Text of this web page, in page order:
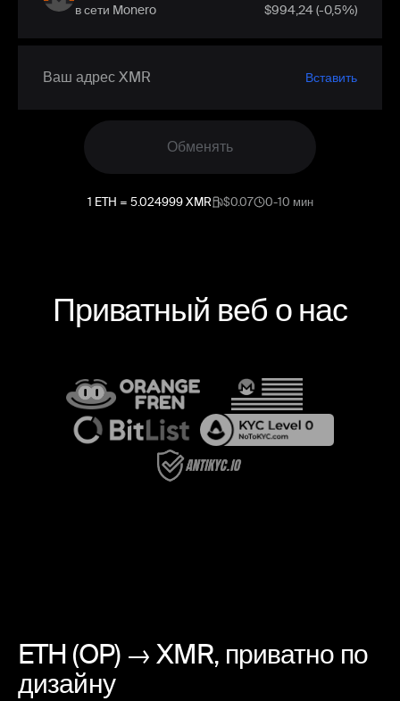
в сети Monero $994,24(-0,5%)
Вставить
Обменять
1 ETH = 5.024999 XMR $0.07 0-10 мин
Приватный веб о нас
ETH (OP) → XMR, приватно по
дизайну